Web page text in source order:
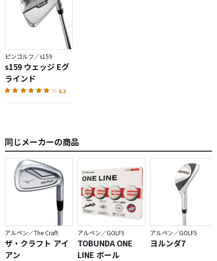
ピンゴルフ／s159
s159 ウェッジ Eグ
ラインド
6.3
同じメーカーの商品
アルペン／The Craft
ザ・クラフト アイ
アン
アルペン／GOLF5
TOBUNDA ONE
LINE ボール
アルペン／GOLF5
ヨルンダ7